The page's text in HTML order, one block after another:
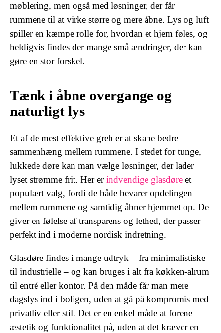
møblering, men også med løsninger, der får
rummene til at virke større og mere åbne. Lys og luft
spiller en kæmpe rolle for, hvordan et hjem føles, og
heldigvis findes der mange små ændringer, der kan
gøre en stor forskel.
Tænk i åbne overgange og
naturligt lys
Et af de mest effektive greb er at skabe bedre
sammenhæng mellem rummene. I stedet for tunge,
lukkede døre kan man vælge løsninger, der lader
lyset strømme frit. Her er indvendige glasdøre et
populært valg, fordi de både bevarer opdelingen
mellem rummene og samtidig åbner hjemmet op. De
giver en følelse af transparens og lethed, der passer
perfekt ind i moderne nordisk indretning.
Glasdøre findes i mange udtryk – fra minimalistiske
til industrielle – og kan bruges i alt fra køkken-alrum
til entré eller kontor. På den måde får man mere
dagslys ind i boligen, uden at gå på kompromis med
privatliv eller stil. Det er en enkel måde at forene
æstetik og funktionalitet på, uden at det kræver en